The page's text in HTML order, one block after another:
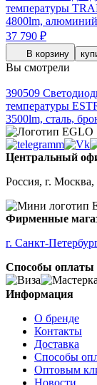
температуры
4800lm,
37 790 ₽
В корзину
Вы смотрели
390509
температуры
3500lm, сталь,
Центральный
Россия, г.
Фирменные
г. Санкт-
Способы оплаты
Информация
О бренде
Контакты
Доставка
Способы
Оптовым